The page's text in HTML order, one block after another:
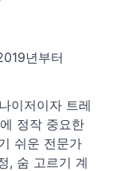
년부터
이저이자 트레
정작 중요한
쉬운 전문가
, 숨 고르기 계